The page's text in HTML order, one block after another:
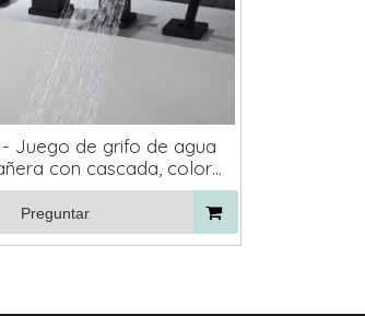
- Juego de grifo de agua
con cascada, color
4 agujeros, montado en
con pulverizador
Preguntar